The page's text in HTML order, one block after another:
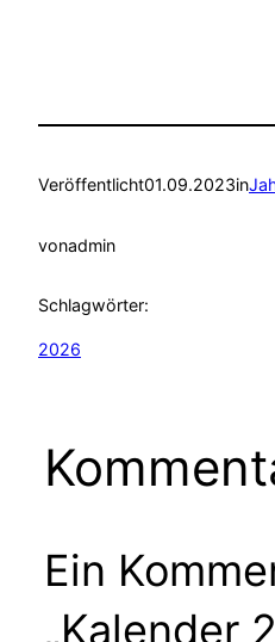
Veröffentlicht01.09.2023in
vonadmin
Schlagwörter:
2026
Ein
„Kalender